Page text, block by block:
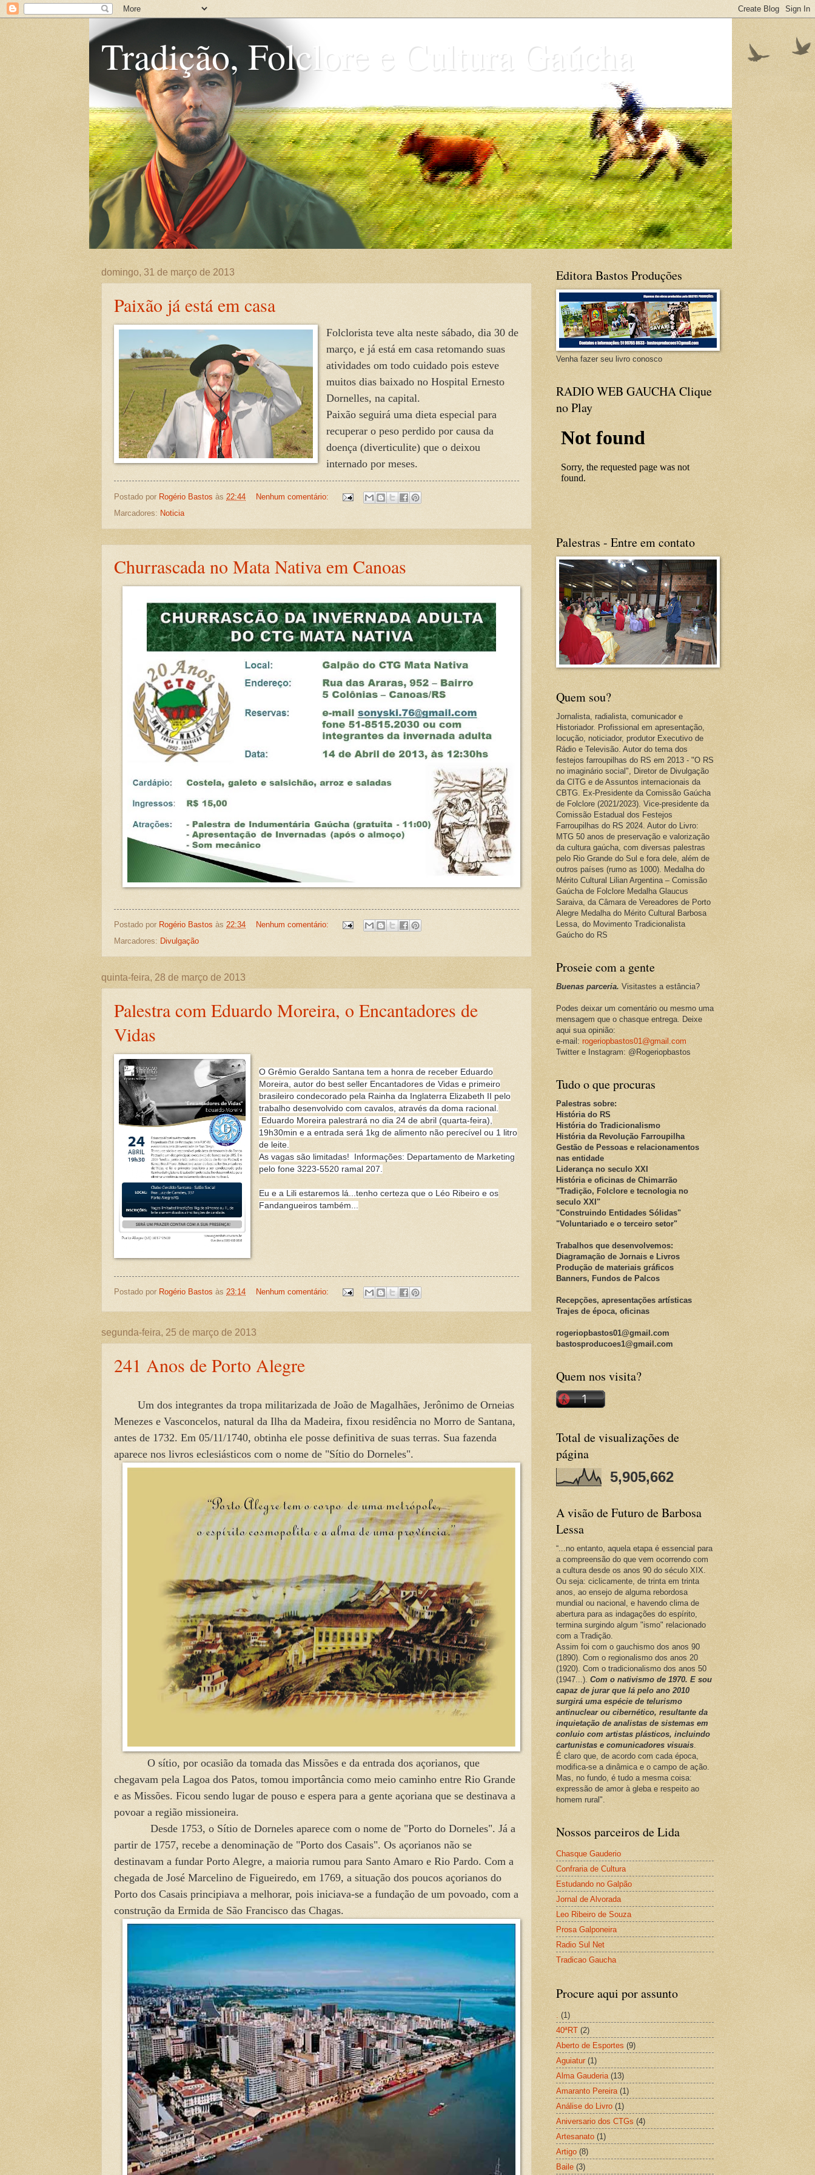
Tradição, Folclore e Cultura Gaúcha
domingo, 31 de março de 2013
Paixão já está em casa
Folclorista teve alta neste sábado, dia 30 de
março, e já está em casa retomando suas
atividades om todo cuidado pois esteve
muitos dias baixado no Hospital Ernesto
Dornelles, na capital.
Paixão seguirá uma dieta especial para
recuperar o peso perdido por causa da
doença (diverticulite) que o deixou
internado por meses.
Postado por Rogério Bastos às 22:44
Nenhum comentário:
Marcadores: Noticia
Churrascada no Mata Nativa em Canoas
Postado por Rogério Bastos às 22:34
Nenhum comentário:
Marcadores: Divulgação
quinta-feira, 28 de março de 2013
Palestra com Eduardo Moreira, o Encantadores de
Vidas
O Grêmio Geraldo Santana tem a honra de receber Eduardo
Moreira, autor do best seller Encantadores de Vidas e primeiro
brasileiro condecorado pela Rainha da Inglaterra Elizabeth II pelo
trabalho desenvolvido com cavalos, através da doma racional.
Eduardo Moreira palestrará no dia 24 de abril (quarta-feira),
19h30min e a entrada será 1kg de alimento não perecível ou 1 litro
de leite.
As vagas são limitadas!
Informações: Departamento de Marketing
pelo fone 3223-5520 ramal 207.
Eu e a Lili estaremos lá...tenho certeza que o Léo Ribeiro e os
Fandangueiros também...
Postado por Rogério Bastos às 23:14 Nenhum comentário:
segunda-feira, 25 de março de 2013
241 Anos de Porto Alegre
Um dos integrantes da tropa militarizada de João de Magalhães, Jerônimo de Orneias
Menezes e Vasconcelos, natural da Ilha da Madeira, fixou residência no Morro de Santana,
antes de 1732. Em 05/11/1740, obtinha ele posse definitiva de suas terras. Sua fazenda
aparece nos livros eclesiásticos com o nome de "Sítio do Dorneles".
O sítio, por ocasião da tomada das Missões e da entrada dos açorianos, que
chegavam pela Lagoa dos Patos, tomou importância como meio caminho entre Rio Grande
e as Missões. Ficou sendo lugar de pouso e espera para a gente açoriana que se destinava a
povoar a região missioneira.
Desde 1753, o Sítio de Dorneles aparece com o nome de "Porto do Dorneles". Já a
partir de 1757, recebe a denominação de "Porto dos Casais". Os açorianos não se
destinavam a fundar Porto Alegre, a maioria rumou para Santo Amaro e Rio Pardo. Com a
chegada de José Marcelino de Figueiredo, em 1769, a situação dos poucos açorianos do
Porto dos Casais principiava a melhorar, pois iniciava-se a fundação de um povoado, com a
construção da Ermida de São Francisco das Chagas.
Editora Bastos Produções
Venha fazer seu livro conosco
RADIO WEB GAUCHA Clique
no Play
Palestras - Entre em contato
Quem sou?
Jornalista, radialista, comunicador e
Historiador. Profissional em apresentação,
locução, noticiador, produtor Executivo de
Rádio e Televisão. Autor do tema dos
festejos farroupilhas do RS em 2013 - "O RS
no imaginário social", Diretor de Divulgação
da CITG e de Assuntos internacionais da
CBTG. Ex-Presidente da Comissão Gaúcha
de Folclore (2021/2023). Vice-presidente da
Comissão Estadual dos Festejos
Farroupilhas do RS 2024. Autor do Livro:
MTG 50 anos de preservação e valorização
da cultura gaúcha, com diversas palestras
pelo Rio Grande do Sul e fora dele, além de
outros países (rumo as 1000). Medalha do
Mérito Cultural Lilian Argentina – Comissão
Gaúcha de Folclore Medalha Glaucus
Saraiva, da Câmara de Vereadores de Porto
Alegre Medalha do Mérito Cultural Barbosa
Lessa, do Movimento Tradicionalista
Gaúcho do RS
Proseie com a gente
Buenas parceria. Visitastes a estância?
Podes deixar um comentário ou mesmo uma
mensagem que o chasque entrega. Deixe
aqui sua opinião:
e-mail: rogeriopbastos01@gmail.com
Twitter e Instagram: @Rogeriopbastos
Tudo o que procuras
Palestras sobre:
História do RS
História do Tradicionalismo
História da Revolução Farroupilha
Gestão de Pessoas e relacionamentos
nas entidade
Liderança no seculo XXI
História e oficinas de Chimarrão
"Tradição, Folclore e tecnologia no
seculo XXI"
"Construindo Entidades Sólidas"
"Voluntariado e o terceiro setor"
Trabalhos que desenvolvemos:
Diagramação de Jornais e Livros
Produção de materiais gráficos
Banners, Fundos de Palcos
Recepções, apresentações artísticas
Trajes de época, oficinas
rogeriopbastos01@gmail.com
bastosproducoes1@gmail.com
Quem nos visita?
Total de visualizações de
página
5,905,662
A visão de Futuro de Barbosa
Lessa
“...no entanto, aquela etapa é essencial para
a compreensão do que vem ocorrendo com
a cultura desde os anos 90 do século XIX.
Ou seja: ciclicamente, de trinta em trinta
anos, ao ensejo de alguma rebordosa
mundial ou nacional, e havendo clima de
abertura para as indagações do espírito,
termina surgindo algum "ismo" relacionado
com a Tradição.
Assim foi com o gauchismo dos anos 90
(1890). Com o regionalismo dos anos 20
(1920). Com o tradicionalismo dos anos 50
(1947...). Com o nativismo de 1970. E sou
capaz de jurar que lá pelo ano 2010
surgirá uma espécie de telurismo
antinuclear ou cibernético, resultante da
inquietação de analistas de sistemas em
conluio com artistas plásticos, incluindo
cartunistas e comunicadores visuais.
É claro que, de acordo com cada época,
modifica-se a dinâmica e o campo de ação.
Mas, no fundo, é tudo a mesma coisa:
expressão de amor à gleba e respeito ao
homem rural".
Nossos parceiros de Lida
Chasque Gauderio
Confraria de Cultura
Estudando no Galpão
Jornal de Alvorada
Leo Ribeiro de Souza
Prosa Galponeira
Radio Sul Net
Tradicao Gaucha
Procure aqui por assunto
(1)
40ªRT (2)
Aberto de Esportes (9)
Aguiatur (1)
Alma Gauderia (13)
Amaranto Pereira (1)
Análise do Livro (1)
Aniversario dos CTGs (4)
Artesanato (1)
Artigo (8)
Baile (3)